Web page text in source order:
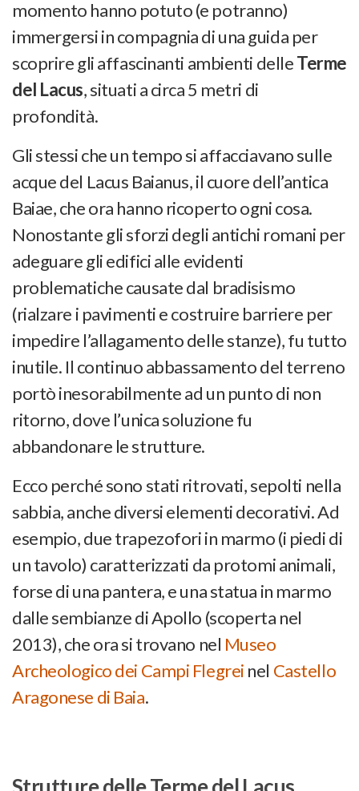
momento hanno potuto (e potranno)
immergersi in compagnia di una guida per
scoprire gli affascinanti ambienti delleTerme
del Lacus, situati a circa 5 metri di
profondità.
Gli stessi che un tempo si affacciavano sulle
acque del Lacus Baianus, il cuore dell’antica
Baiae, che ora hanno ricoperto ogni cosa.
Nonostante gli sforzi degli antichi romani per
adeguare gli edifici alle evidenti
problematiche causate dal bradisismo
(rialzare i pavimenti e costruire barriere per
impedire l’allagamento delle stanze), fu tutto
inutile. Il continuo abbassamento del terreno
portò inesorabilmente ad un punto di non
ritorno, dove l’unica soluzione fu
abbandonare le strutture.
Ecco perché sono stati ritrovati, sepolti nella
sabbia, anche diversi elementi decorativi. Ad
esempio, due trapezofori in marmo (i piedi di
un tavolo) caratterizzati da protomi animali,
forse di una pantera, e una statua in marmo
dalle sembianze di Apollo (scoperta nel
2013), che ora si trovano nel Museo
Archeologico dei Campi Flegrei nel Castello
Aragonese di Baia.